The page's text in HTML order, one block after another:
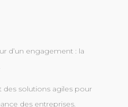
d’un engagement : la
des solutions agiles pour
des entreprises.